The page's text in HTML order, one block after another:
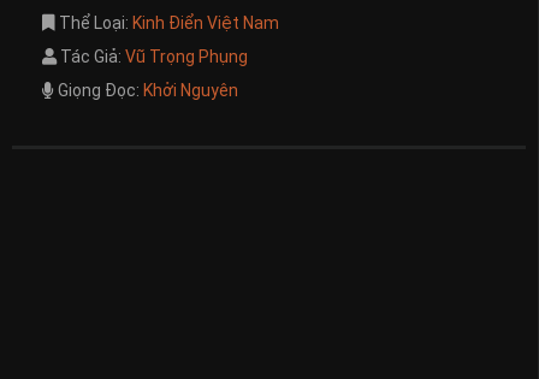
Thể Loại: Kinh Điển Việt Nam
Tác Giả: Vũ Trọng Phụng
Giọng Đọc: Khởi Nguyên